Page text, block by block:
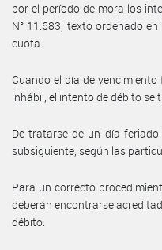
por el período de mora los
N° 11.683, texto ordenado
cuota.
Cuando el día de
inhábil, el intento de débito
De tratarse de un día
subsiguiente, según las
Para un correcto
deberán encontrarse
débito.